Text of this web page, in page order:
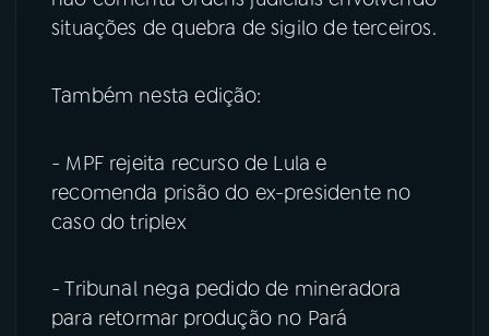
situações de quebra de sigilo de terceiros.
Também nesta edição:
- MPF rejeita recurso de Lula e
recomenda prisão do ex-presidente no
caso do triplex
- Tribunal nega pedido de mineradora
para retormar produção no Pará